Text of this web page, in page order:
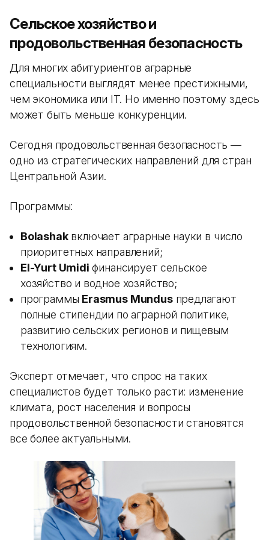
Сельское хозяйство и
продовольственная безопасность
Для многих абитуриентов аграрные
специальности выглядят менее престижными,
чем экономика или IT. Но именно поэтому здесь
может быть меньше конкуренции.
Сегодня продовольственная безопасность —
одно из стратегических направлений для стран
Центральной Азии.
Программы:
Bolashakвключает аграрные науки в число
приоритетных направлений;
El-Yurt Umidi финансирует сельское
хозяйство и водное хозяйство;
программы Erasmus Mundusпредлагают
полные стипендии по аграрной политике,
развитию сельских регионов и пищевым
технологиям.
Эксперт отмечает, что спрос на таких
специалистов будет только расти: изменение
климата, рост населения и вопросы
продовольственной безопасности становятся
все более актуальными.